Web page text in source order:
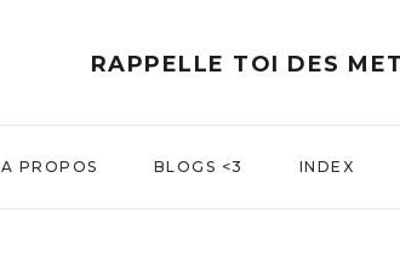
RAPPELLE TOI DES
A PROPOS BLOGS <3 INDEX